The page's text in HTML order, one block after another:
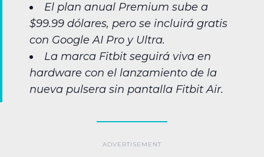
El plan anual Premium sube a
$99.99 dólares, pero se incluirá gratis
con Google AI Pro y Ultra.
La marca Fitbit seguirá viva en
hardware con el lanzamiento de la
nueva pulsera sin pantalla Fitbit Air.